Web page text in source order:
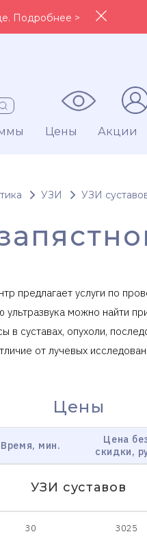
Подробнее >
Цены Акции
УЗИ УЗИ
предлагает услуги по
можно найти
в суставах, опухоли,
от лучевых
Цены
Время, мин.
Цена
скидки,
УЗИ суставов
30 3025